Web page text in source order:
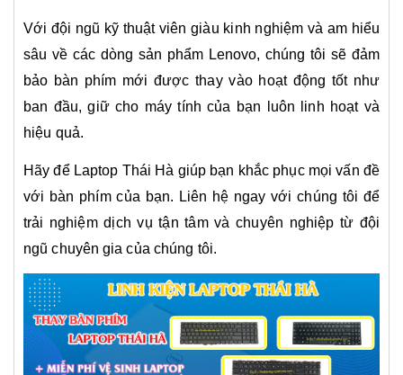
Với đội ngũ kỹ thuật viên giàu kinh nghiệm và am hiểu
sâu về các dòng sản phẩm Lenovo, chúng tôi sẽ đảm
bảo bàn phím mới được thay vào hoạt động tốt như
ban đầu, giữ cho máy tính của bạn luôn linh hoạt và
hiệu quả.
Hãy để Laptop Thái Hà giúp bạn khắc phục mọi vấn đề
với bàn phím của bạn. Liên hệ ngay với chúng tôi để
trải nghiệm dịch vụ tận tâm và chuyên nghiệp từ đội
ngũ chuyên gia của chúng tôi.